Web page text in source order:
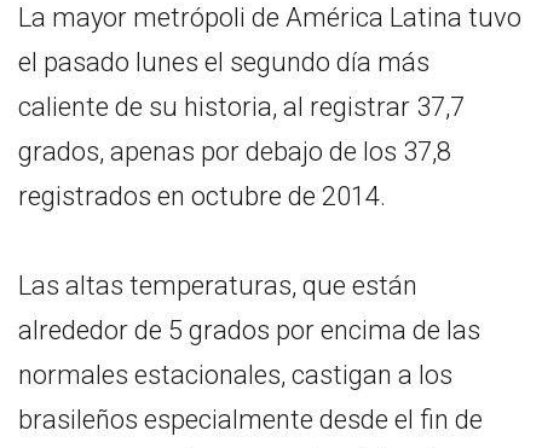
La mayor metrópoli de América Latina tuvo
el pasado lunes el segundo día más
caliente de su historia, al registrar 37,7
grados, apenas por debajo de los 37,8
registrados en octubre de 2014.
Las altas temperaturas, que están
alrededor de 5 grados por encima de las
normales estacionales, castigan a los
brasileños especialmente desde el fin de